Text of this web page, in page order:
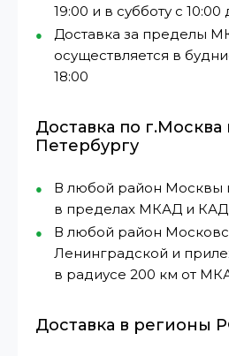
19:00 и в субботу с 10:00
Доставка за пределы
осуществляется в
18:00
Доставка по г.Москва
Петербургу
В любой район Москвы
в пределах МКАД и КАД
В любой район
Ленинградской и
в радиусе 200 км от
Доставка в регионы